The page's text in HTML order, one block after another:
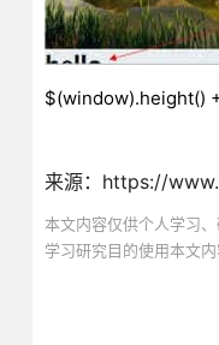
$(window).height()
来源：https://
本文内容仅供个人学习
学习研究目的使用本文